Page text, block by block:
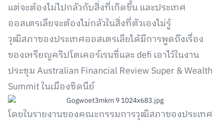
แต่จะต้องไม่ไปกลัวกับสิ่งที่เกิดขึ้น และประเทศ
ออสเตรเลียจะต้องไม่กลัวในสิ่งที่ตัวเองไม่รู้
วุฒิสภาของประเทศออสเตรเลียได้มีการพูดถึงเรื่อง
ของเหรียญคริปโตเคอร์เรนซี่และ defi เอาไว้ในงาน
ประชุม Australian Financial Review Super & Wealth
Summit ในเมืองซิดนีย์
โดยในรายงานของคณะกรรมการวุฒิสภาของประเทศ